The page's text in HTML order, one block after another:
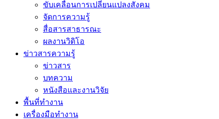
ขับเคลื่อนการเปลี่ยนแปลงสังคม
จัดการความรู้
สื่อสารสาธารณะ
ผลงานวิดิโอ
ข่าวสารความรู้
ข่าวสาร
บทความ
หนังสือและงานวิจัย
พื้นที่ทำงาน
เครื่องมือทำงาน